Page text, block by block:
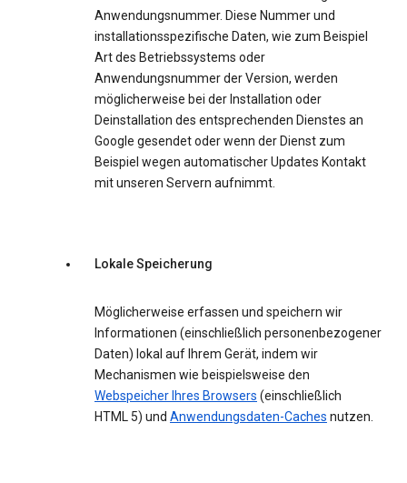
Anwendungsnummer. Diese Nummer und
installationsspezifische Daten, wie zum Beispiel
Art des Betriebssystems oder
Anwendungsnummer der Version, werden
möglicherweise bei der Installation oder
Deinstallation des entsprechenden Dienstes an
Google gesendet oder wenn der Dienst zum
Beispiel wegen automatischer Updates Kontakt
mit unseren Servern aufnimmt.
Lokale Speicherung
Möglicherweise erfassen und speichern wir
Informationen (einschließlich personenbezogener
Daten) lokal auf Ihrem Gerät, indem wir
Mechanismen wie beispielsweise den
Webspeicher Ihres Browsers (einschließlich
HTML 5) und Anwendungsdaten-Caches nutzen.